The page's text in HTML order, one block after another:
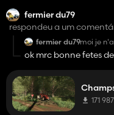
fermier du79
respondeu a um
fermier du79moi je
séchoir
ok mrc bonne fetes
171 987